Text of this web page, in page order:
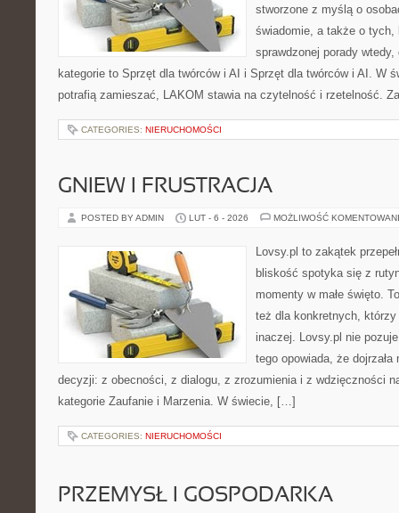
stworzone z myślą o
świadomie, a także o tych,
sprawdzonej porady
kategorie to Sprzęt dla twórców i AI i Sprzęt dla twórców i AI. W
potrafią zamieszać, LAKOM stawia na czytelność i rzetelność.
CATEGORIES: NIERUCHOMOŚCI
GNIEW I FRUSTRACJA
POSTED BY ADMIN LUT - 6 - 2026 MOŻLIWOŚĆ
Lovsy.pl to zakątek
bliskość spotyka się z
momenty w małe święto.
też dla konkretnych, którzy
inaczej. Lovsy.pl nie
tego opowiada, że dojrzała
decyzji: z obecności, z dialogu, z zrozumienia i z wdzięczności
kategorie Zaufanie i Marzenia. W świecie, […]
CATEGORIES: NIERUCHOMOŚCI
PRZEMYSŁ I GOSPODARKA